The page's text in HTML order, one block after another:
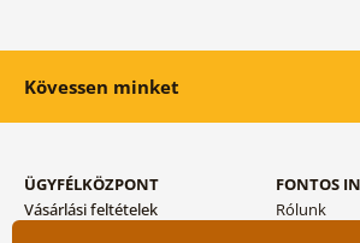
Kövessen minket
ÜGYFÉLKÖZPONT
Vásárlási feltételek
FONTOS
Rólunk